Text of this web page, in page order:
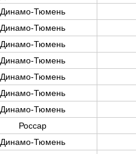
Динамо-Тюмень
Динамо-Тюмень
Динамо-Тюмень
Динамо-Тюмень
Динамо-Тюмень
Динамо-Тюмень
Динамо-Тюмень
Россар
Динамо-Тюмень